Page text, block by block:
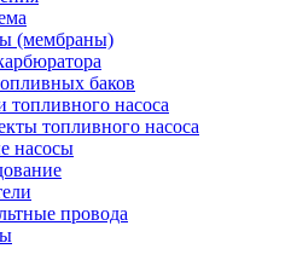
(мембраны)
баков
топливного насоса
топливного насоса
насосы
провода